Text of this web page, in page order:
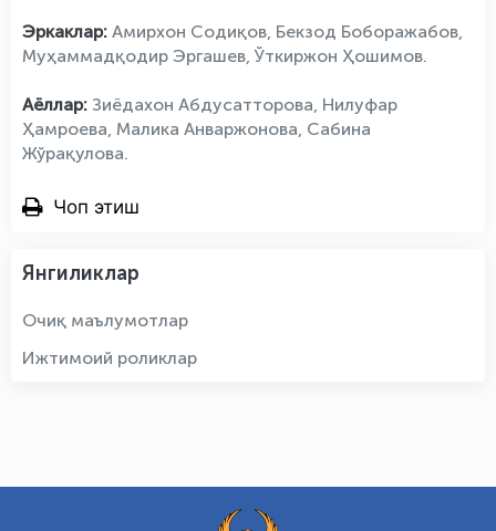
Эркаклар: Амирхон Содиқов, Бекзод Боборажабов,
Муҳаммадқодир Эргашев, Ўткиржон Ҳошимов.
Аёллар: Зиёдахон Абдусатторова, Нилуфар
Ҳамроева, Малика Анваржонова, Сабина
Жўрақулова.
Чоп этиш
Янгиликлар
Очиқ маълумотлар
Ижтимоий роликлар